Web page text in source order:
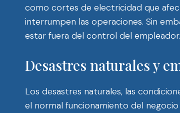
como cortes de electricidad que
interrumpen las operaciones. Sin
estar fuera del control del empleador.
Desastres naturales y
Los desastres naturales, las
el normal funcionamiento del